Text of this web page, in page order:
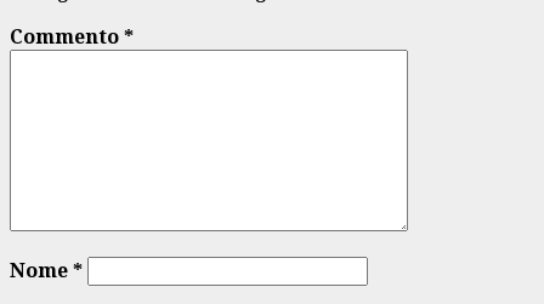
Commento*
Nome*